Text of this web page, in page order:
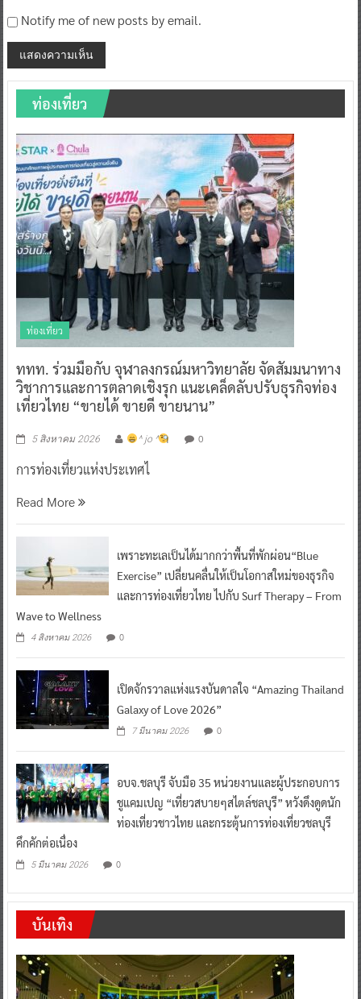
Notify me of new posts by email.
ท่องเที่ยว
ท่องเที่ยว
ททท. ร่วมมือกับ จุฬาลงกรณ์มหาวิทยาลัย จัดสัมมนาทาง
วิชาการและการตลาดเชิงรุก แนะเคล็ดลับปรับธุรกิจท่อง
เที่ยวไทย “ขายได้ ขายดี ขายนาน”
5 สิงหาคม 2026 ^ jo ^ 0
การท่องเที่ยวแห่งประเทศไ
Read More
เพราะทะเลเป็นได้มากกว่าพื้นที่พักผ่อน“Blue
Exercise” เปลี่ยนคลื่นให้เป็นโอกาสใหม่ของธุรกิจ
และการท่องเที่ยวไทย ไปกับ Surf Therapy – From
Wave to Wellness
4 สิงหาคม 2026 0
เปิดจักรวาลแห่งแรงบันดาลใจ “Amazing Thailand
Galaxy of Love 2026”
7 มีนาคม 2026 0
อบจ.ชลบุรี จับมือ 35 หน่วยงานและผู้ประกอบการ
ชูแคมเปญ “เที่ยวสบายๆสไตล์ชลบุรี” หวังดึงดูดนัก
ท่องเที่ยวชาวไทย และกระตุ้นการท่องเที่ยวชลบุรี
คึกคักต่อเนื่อง
5 มีนาคม 2026 0
บันเทิง